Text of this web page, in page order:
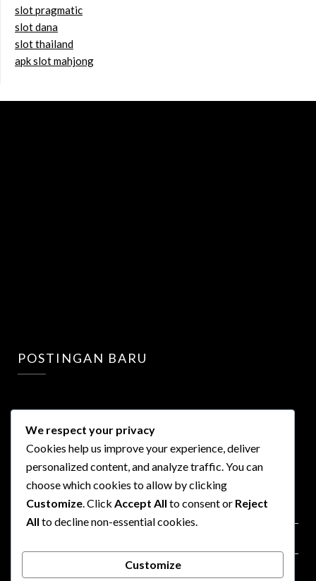
slot pragmatic
slot dana
slot thailand
apk slot mahjong
POSTINGAN BARU
LINKS
Privacy Policy
We respect your privacy
Cookies help us improve your experience, deliver
personalized content, and analyze traffic. You can
choose which cookies to allow by clicking
Customize . Click Accept All to consent or Reject
All to decline non-essential cookies.
Customize